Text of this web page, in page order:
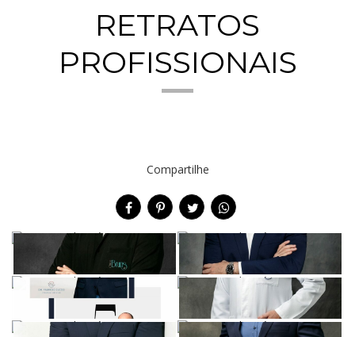
RETRATOS
PROFISSIONAIS
Compartilhe